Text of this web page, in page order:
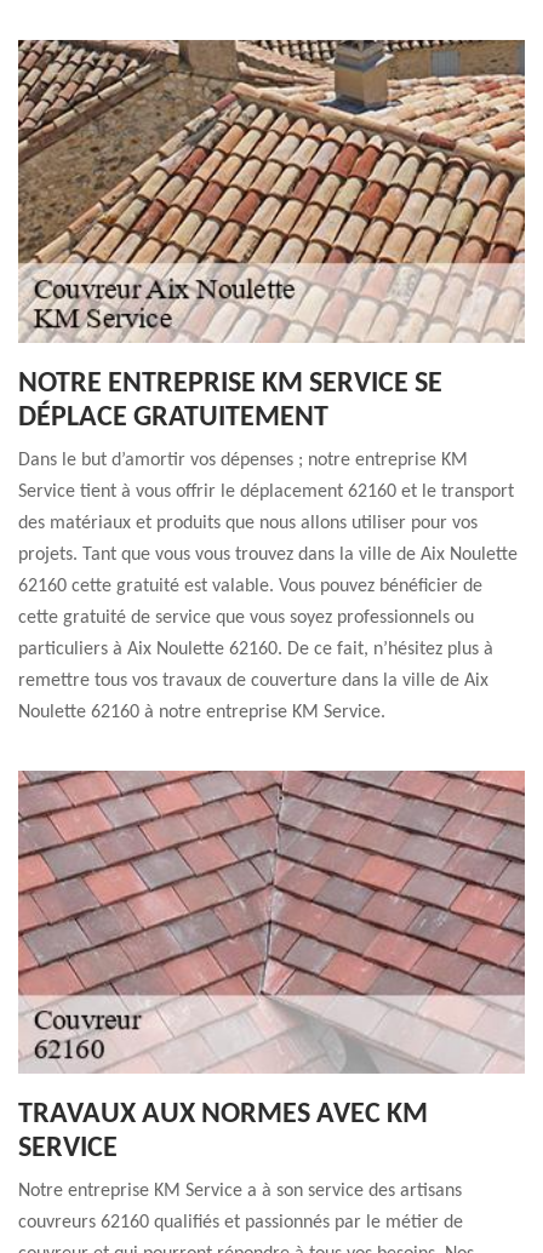
NOTRE ENTREPRISE KM SERVICE SE
DÉPLACE GRATUITEMENT
Dans le but d’amortir vos dépenses ; notre entreprise KM
Service tient à vous offrir le déplacement 62160 et le transport
des matériaux et produits que nous allons utiliser pour vos
projets. Tant que vous vous trouvez dans la ville de Aix Noulette
62160 cette gratuité est valable. Vous pouvez bénéficier de
cette gratuité de service que vous soyez professionnels ou
particuliers à Aix Noulette 62160. De ce fait, n’hésitez plus à
remettre tous vos travaux de couverture dans la ville de Aix
Noulette 62160 à notre entreprise KM Service.
TRAVAUX AUX NORMES AVEC KM
SERVICE
Notre entreprise KM Service a à son service des artisans
couvreurs 62160 qualifiés et passionnés par le métier de